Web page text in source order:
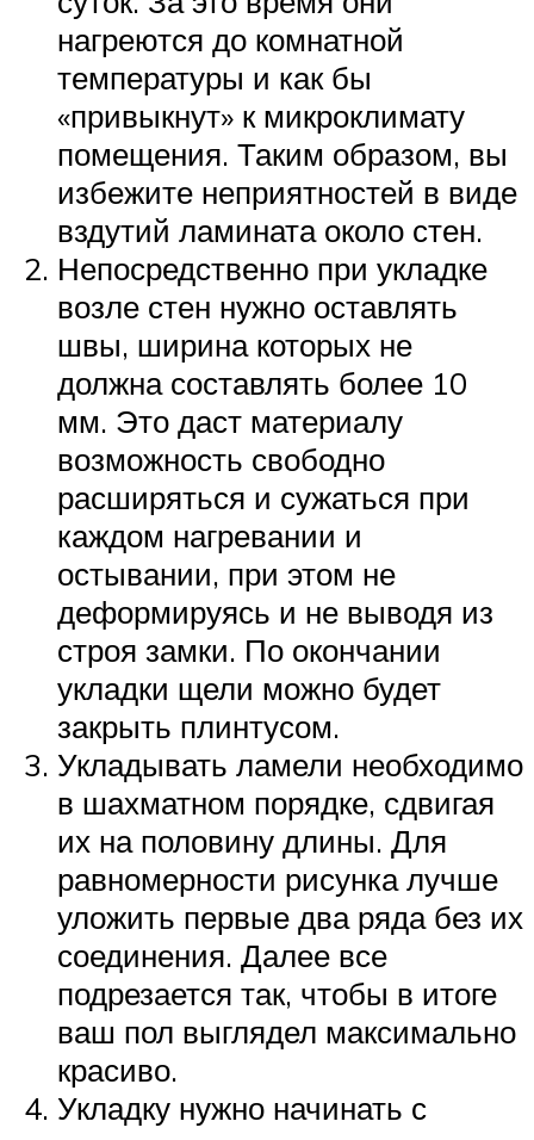
нагреются до комнатной
температуры и как бы
«привыкнут» к микроклимату
помещения. Таким образом, вы
избежите неприятностей в виде
вздутий ламината около стен.
Непосредственно при укладке
возле стен нужно оставлять
швы, ширина которых не
должна составлять более 10
мм. Это даст материалу
возможность свободно
расширяться и сужаться при
каждом нагревании и
остывании, при этом не
деформируясь и не выводя из
строя замки. По окончании
укладки щели можно будет
закрыть плинтусом.
Укладывать ламели необходимо
в шахматном порядке, сдвигая
их на половину длины. Для
равномерности рисунка лучше
уложить первые два ряда без их
соединения. Далее все
подрезается так, чтобы в итоге
ваш пол выглядел максимально
красиво.
Укладку нужно начинать с